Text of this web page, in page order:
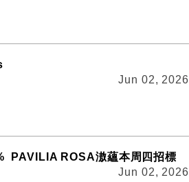
Jun 02, 2026
PAVILIA ROSA滶蘊本周四招標
Jun 02, 2026